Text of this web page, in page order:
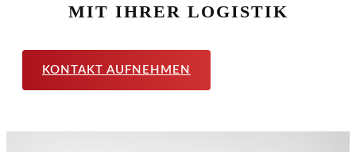
MIT IHRER LOGISTIK
KONTAKT AUFNEHMEN